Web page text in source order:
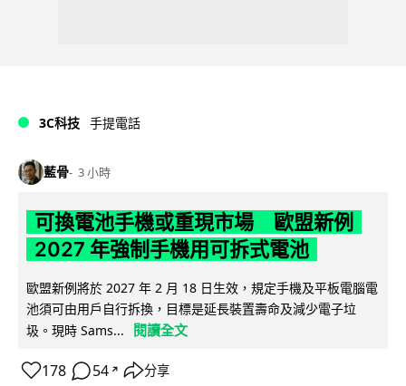
3C科技 手提電話
藍骨 3 小時
可換電池手機或重現市場 歐盟新例
2027 年強制手機用可拆式電池
歐盟新例將於 2027 年 2 月 18 日生效，規定手機及平板電腦電
池須可由用戶自行拆換，目標是延長裝置壽命及減少電子垃
圾。現時 Sams...
閱讀全文
178 54 ↗ 分享